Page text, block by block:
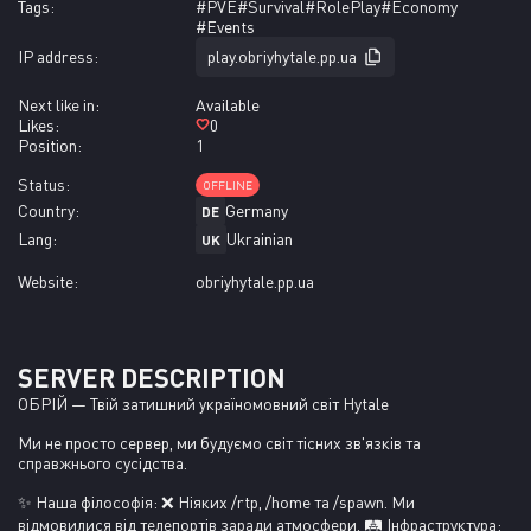
Tags: #PVE#Survival#RolePlay#Economy
#Events
IP address:
play.obriyhytale.pp.ua
Next like in:
Available
Likes:
0
Position:
1
Status:
ОFFLINE
Country: DE Germany
Lang:
UK Ukrainian
Website: obriyhytale.pp.ua
SERVER DESCRIPTION
ОБРІЙ — Твій затишний україномовний світ Hytale
Ми не просто сервер, ми будуємо світ тісних зв'язків та
справжнього сусідства.
✨ Наша філософія: ❌ Ніяких /rtp, /home та /spawn. Ми
відмовилися від телепортів заради атмосфери. 🛤️ Інфраструктура: